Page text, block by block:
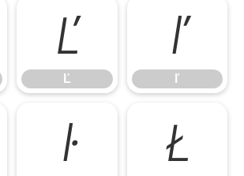
Ľ
Ľ
ľ
ľ
ŀ Ł